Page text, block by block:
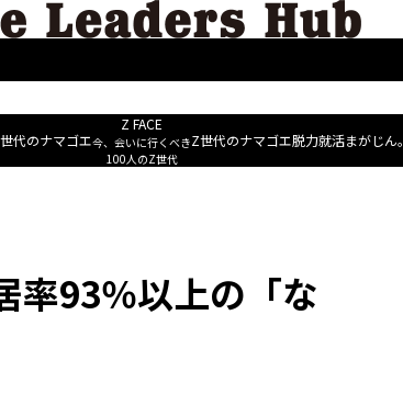
代のナマゴエ
Z FACE
今、会いに行くべき
100人のZ世代
Z世代のナマゴエ脱力就活まがじん。
率93％以上の「な